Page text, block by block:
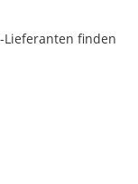
Lieferanten finden